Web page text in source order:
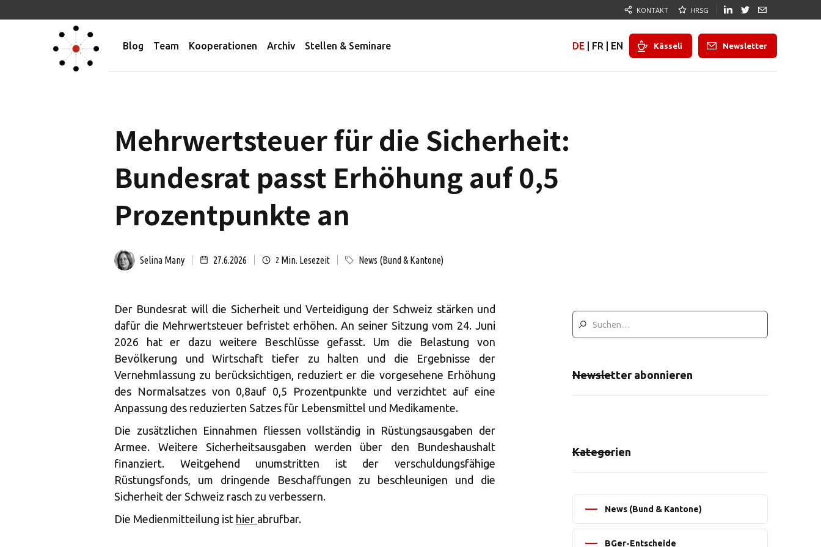
KONTAKT HRSG
Blog Team Kooperationen Archiv Stellen & Seminare DE FR EN Kässeli Newsletter
Mehrwertsteuer für die Sicherheit:
Bundesrat passt Erhöhung auf 0,5
Prozentpunkte an
Selina Many 27.6.2026 2 Min. Lesezeit News (Bund & Kantone)
Der Bundesrat will die Sicherheit und Verteidigung der Schweiz stärken und
dafür die Mehrwertsteuer befristet erhöhen. An seiner Sitzung vom 24. Juni
2026 hat er dazu weitere Beschlüsse gefasst. Um die Belastung von
Bevölkerung und Wirtschaft tiefer zu halten und die Ergebnisse der
Vernehmlassung zu berücksichtigen, reduziert er die vorgesehene Erhöhung
des Normalsatzes von 0,8auf 0,5 Prozentpunkte und verzichtet auf eine
Anpassung des reduzierten Satzes für Lebensmittel und Medikamente.
Die zusätzlichen Einnahmen fliessen vollständig in Rüstungsausgaben der
Armee. Weitere Sicherheitsausgaben werden über den Bundeshaushalt
finanziert. Weitgehend unumstritten ist der verschuldungsfähige
Rüstungsfonds, um dringende Beschaffungen zu beschleunigen und die
Sicherheit der Schweiz rasch zu verbessern.
Die Medienmitteilung ist hier abrufbar.
Newsletter abonnieren
Kategorien
News (Bund & Kantone)
BGer-Entscheide